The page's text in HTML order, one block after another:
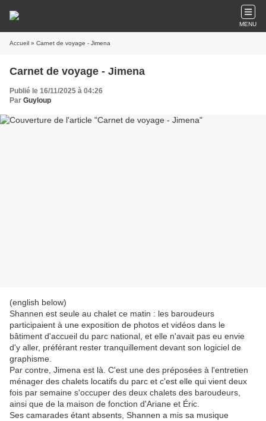
MENU
Accueil » Carnet de voyage - Jimena
Carnet de voyage - Jimena
Publié le 16/11/2025 à 04:26
Par Guyloup
(english below)
Shannen est seule au chalet ce matin : les baroudeurs
participaient à une exposition de photos et vidéos dans le
bâtiment d'accueil du parc national, et elle n'avait pas eu envie
d'y aller, préférant rester tranquillement devant son logiciel de
graphisme.
Par contre, Jimena est là. C'est une des préposées à l'entretien
ménager des chalets locatifs du parc et c'est elle qui vient deux
fois par semaine s'occuper des deux chalets des baroudeurs,
ainsi que de la maison de fonction d'Ariane et Éric.
Ses camarades étant absents, Shannen a mis sa musique